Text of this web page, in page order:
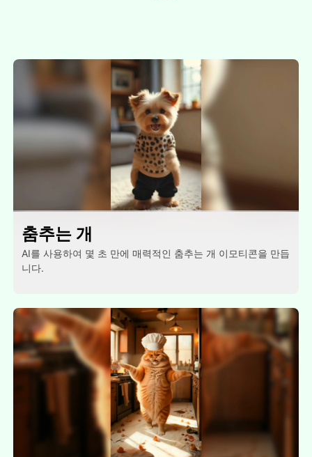
춤추는 개
AI를 사용하여 몇 초 만에 매력적인 춤추는 개 이모티콘을 만듭
니다.